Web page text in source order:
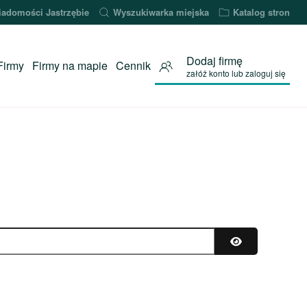
Jastrzębie Wyszukiwarka miejska Katalog stron
Firmy na mapie Cennik Dodaj firmę
załóż konto lub zaloguj się